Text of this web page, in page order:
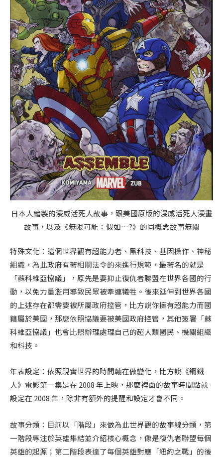
日本人繪製的漫威活死人故事，跟美國原版的漫威活死人漫畫
故事，以及《無限可能：假如…?》的同概念故事無關
特殊文化：這個世界觀有超能力者、黑科技、基因操作、神秘
組織，為此政府有著相關法令的來進行規範，最著名的就是
「蘇科維亞協議」，原先是要抑止復仇者聯盟在世界各國的行
動，以免力量濫用導致民眾被牽連犧牲。後來延伸到世界各國
的上述存在都需要被所屬政府控管，比方說你擁有超能力而國
籍屬於美國，那麼依照協議要被美國政府控管，其他簽署「蘇
科維亞協議」也會比照辦理處理自己的超人類國民、機關組織
和科技。
年表設定：依照現實世界的時間軸在做變化，比方說《鋼鐵
人》電影第一集是在 2008 年上映，那麼裡面的故事時間點就
設定在 2008 年，除非有額外的提醒和設定才會不同。
故事分類：目前以「階段」來做為此世界觀的故事線分類，第
一階段專注於英雄集結並介紹核心概念，像是復仇者聯盟每個
英雄的起源；第二階段表達了每個英雄對應「紐約之戰」的後